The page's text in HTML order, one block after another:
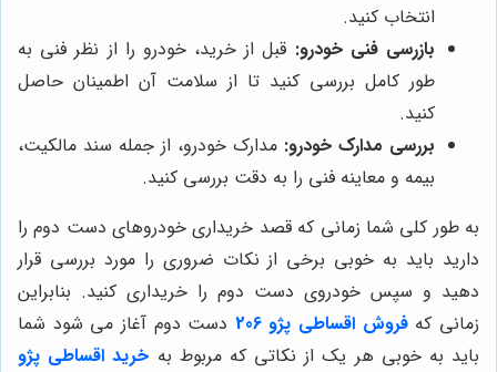
انتخاب کنید.
بازرسی فنی خودرو: قبل از خرید، خودرو را از نظر فنی به
طور کامل بررسی کنید تا از سلامت آن اطمینان حاصل
کنید.
بررسی مدارک خودرو: مدارک خودرو، از جمله سند مالکیت،
بیمه و معاینه فنی را به دقت بررسی کنید.
به طور کلی شما زمانی که قصد خریداری خودروهای دست دوم را
دارید باید به خوبی برخی از نکات ضروری را مورد بررسی قرار
دهید و سپس خودروی دست دوم را خریداری کنید. بنابراین
زمانی کهفروش اقساطی پژو 206
دست دوم آغاز می ‌شود شما
باید به خوبی هر یک از نکاتی که مربوط به خرید اقساطی پژو